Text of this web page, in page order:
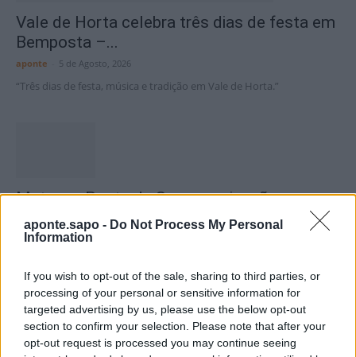
aponte.sapo - Do Not Process My Personal
Information
If you wish to opt-out of the sale, sharing to third parties, or
processing of your personal or sensitive information for
targeted advertising by us, please use the below opt-out
section to confirm your selection. Please note that after your
opt-out request is processed you may continue seeing
Vale de Horta celebra três dias de festa em
Bemposta –...
aponte 5 de Agosto, 2026
“Três dias de festa, música e tradição em Vale de Horta.”
Matuzas Ponte de Sor: organização e
impacto da Concentração Motard 2026
4 de Agosto, 2026
Publicidade